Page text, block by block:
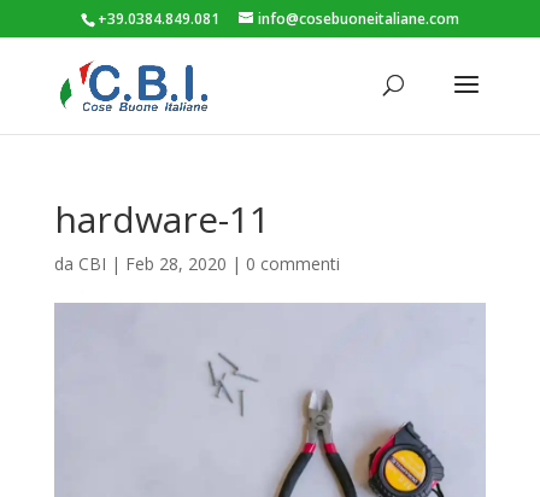
+39.0384.849.081 info@cosebuoneitaliane.com
hardware-11
da CBI | Feb 28, 2020 | 0 commenti